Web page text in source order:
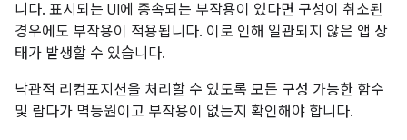
니다. 표시되는 UI에 종속되는 부작용이 있다면 구성이 취소된
경우에도 부작용이 적용됩니다. 이로 인해 일관되지 않은 앱 상
태가 발생할 수 있습니다.
낙관적 리컴포지션을 처리할 수 있도록 모든 구성 가능한 함수
및 람다가 멱등원이고 부작용이 없는지 확인해야 합니다.